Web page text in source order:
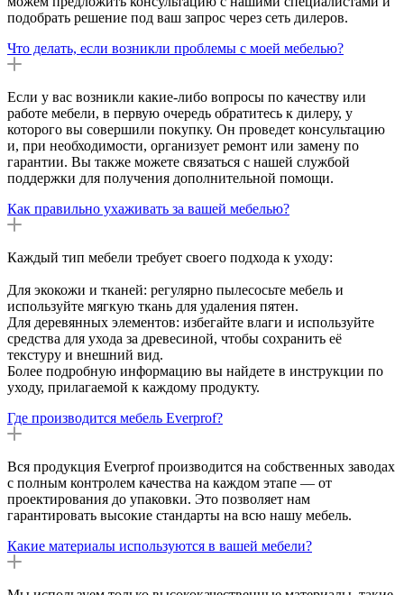
подобрать решение под ваш запрос через сеть дилеров.
Что делать, если возникли проблемы с моей мебелью?
Если у вас возникли какие-либо вопросы по качеству или
работе мебели, в первую очередь обратитесь к дилеру, у
которого вы совершили покупку. Он проведет консультацию
и, при необходимости, организует ремонт или замену по
гарантии. Вы также можете связаться с нашей службой
поддержки для получения дополнительной помощи.
Как правильно ухаживать за вашей мебелью?
Каждый тип мебели требует своего подхода к уходу:
Для экокожи и тканей: регулярно пылесосьте мебель и
используйте мягкую ткань для удаления пятен.
Для деревянных элементов: избегайте влаги и используйте
средства для ухода за древесиной, чтобы сохранить её
текстуру и внешний вид.
Более подробную информацию вы найдете в инструкции по
уходу, прилагаемой к каждому продукту.
Где производится мебель Everprof?
Вся продукция Everprof производится на собственных заводах
с полным контролем качества на каждом этапе — от
проектирования до упаковки. Это позволяет нам
гарантировать высокие стандарты на всю нашу мебель.
Какие материалы используются в вашей мебели?